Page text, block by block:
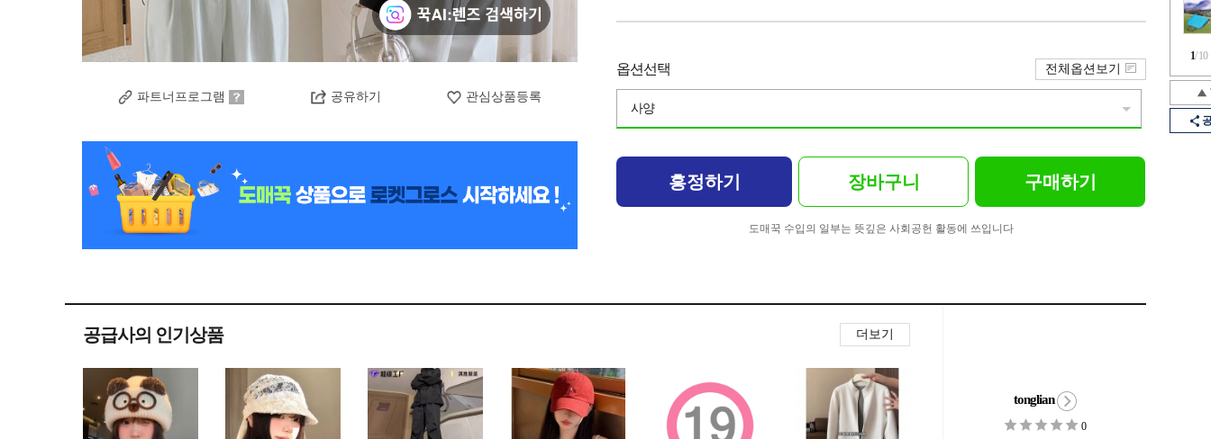
1/10
파트너프로그램 공유하기 관심상품등록
옵션선택
사양
전체옵션보기
흥정하기 장바구니 구매하기
도매꾹 수입의 일부는 뜻깊은 사회공헌 활동에 쓰입니다
공급사의 인기상품 더보기
tonglian
0